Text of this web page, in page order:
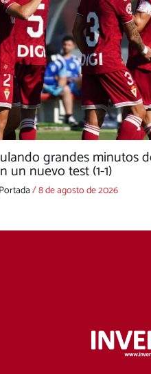
grandes minutos
un nuevo test (1-1)
Portada/8 de agosto de 2026